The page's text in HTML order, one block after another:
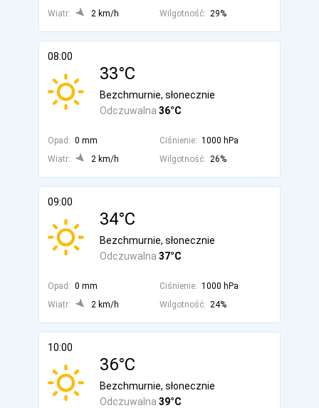
Wiatr: 2 km/h Wilgotność: 29%
08:00
33°C
Odczuwalna 36°C
Bezchmurnie, słonecznie
Opad: 0 mm Ciśnienie: 1000 hPa
Wiatr:
2 km/h Wilgotność: 26%
09:00
34°C
Odczuwalna 37°C
Bezchmurnie, słonecznie
Opad: 0 mm Ciśnienie: 1000 hPa
Wiatr:
2 km/h Wilgotność: 24%
10:00
36°C
Odczuwalna 39°C
Bezchmurnie, słonecznie